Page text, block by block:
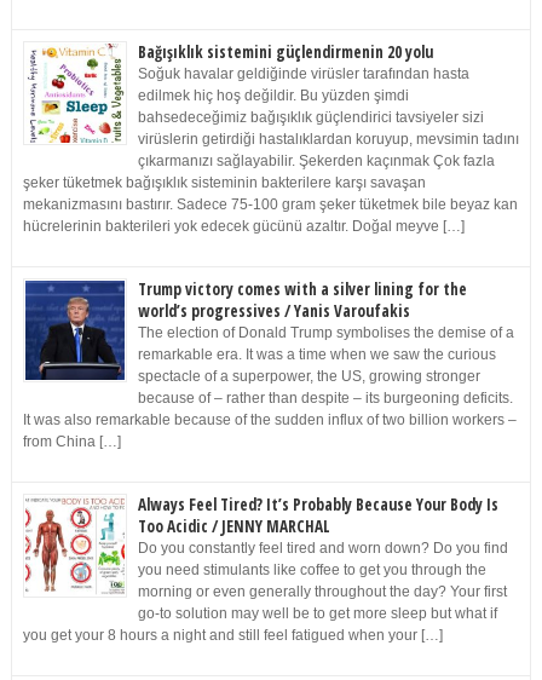
Bağışıklık sistemini güçlendirmenin 20 yolu
Soğuk havalar geldiğinde virüsler tarafından hasta
edilmek hiç hoş değildir. Bu yüzden şimdi
bahsedeceğimiz bağışıklık güçlendirici tavsiyeler sizi
virüslerin getirdiği hastalıklardan koruyup, mevsimin tadını
çıkarmanızı sağlayabilir. Şekerden kaçınmak Çok fazla
şeker tüketmek bağışıklık sisteminin bakterilere karşı savaşan
mekanizmasını bastırır. Sadece 75-100 gram şeker tüketmek bile beyaz kan
hücrelerinin bakterileri yok edecek gücünü azaltır. Doğal meyve […]
Trump victory comes with a silver lining for the
world’s progressives / Yanis Varoufakis
The election of Donald Trump symbolises the demise of a
remarkable era. It was a time when we saw the curious
spectacle of a superpower, the US, growing stronger
because of – rather than despite – its burgeoning deficits.
It was also remarkable because of the sudden influx of two billion workers –
from China […]
Always Feel Tired? It’s Probably Because Your Body Is
Too Acidic / JENNY MARCHAL
Do you constantly feel tired and worn down? Do you find
you need stimulants like coffee to get you through the
morning or even generally throughout the day? Your first
go-to solution may well be to get more sleep but what if
you get your 8 hours a night and still feel fatigued when your […]